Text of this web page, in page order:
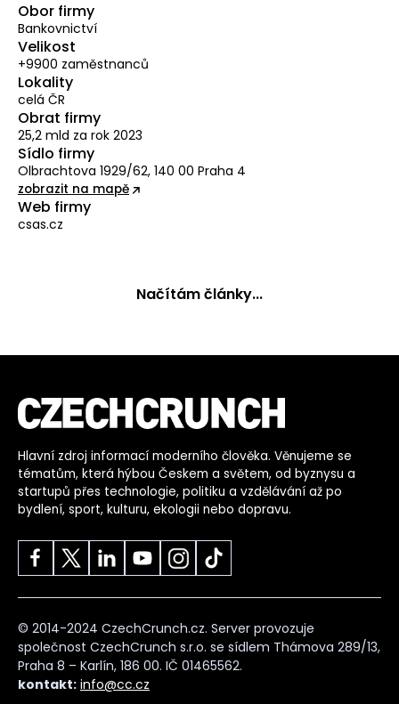
Obor firmy
Bankovnictví
Velikost
+9900 zaměstnanců
Lokality
celá ČR
Obrat firmy
25,2 mld za rok 2023
Sídlo firmy
Olbrachtova 1929/62, 140 00 Praha 4
zobrazit na mapě
Web firmy
csas.cz
Načítám články...
Hlavní zdroj informací moderního člověka. Věnujeme se
tématům, která hýbou Českem a světem, od byznysu a
startupů přes technologie, politiku a vzdělávání až po
bydlení, sport, kulturu, ekologii nebo dopravu.
© 2014-2024 CzechCrunch.cz. Server provozuje
společnost CzechCrunch s.r.o. se sídlem Thámova 289/13,
Praha 8 – Karlín, 186 00. IČ 01465562.
kontakt: info@cc.cz